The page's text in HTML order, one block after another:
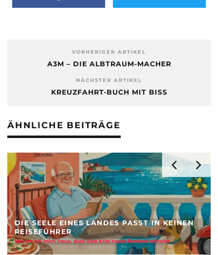
VORHERIGER ARTIKEL
A3M – DIE ALBTRAUM-MACHER
NÄCHSTER ARTIKEL
KREUZFAHRT-BUCH MIT BISS
ÄHNLICHE BEITRÄGE
IN KEINEN
Romane schreibt
KI REVOLUTIONIERT DIE
Aus Suchmaske zur Sehnsucht - Stärke der